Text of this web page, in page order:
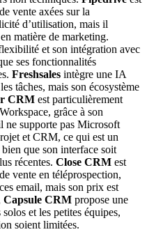
vente axées sur la
d’utilisation, mais il
matière de marketing.
et son intégration avec
ses fonctionnalités
Freshsales intègre une IA
tâches, mais son écosystème
CRM est particulièrement
grâce à son
ne supporte pas Microsoft
et CRM, ce qui est un
que son interface soit
récentes. Close CRM est
vente en téléprospection,
email, mais son prix est
Capsule CRM propose une
et les petites équipes,
soient limitées.